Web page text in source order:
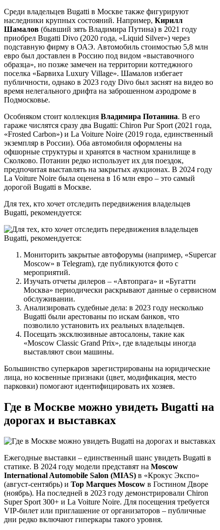
Среди владельцев Bugatti в Москве также фигурируют
наследники крупных состояний. Например, Кирилл
Шамалов (бывший зять Владимира Путина) в 2021 году
приобрел Bugatti Divo (2020 года, «Liquid Silver») через
подставную фирму в ОАЭ. Автомобиль стоимостью 5,8 млн
евро был доставлен в Россию под видом «выставочного
образца», но позже замечен на территории коттеджного
поселка «Барвиха Luxury Village». Шамалов избегает
публичности, однако в 2023 году Divo был заснят на видео во
время нелегального дрифта на заброшенном аэродроме в
Подмосковье.
Особняком стоит коллекция Владимира Потанина. В его
гараже числятся сразу два Bugatti: Chiron Pur Sport (2021 года,
«Frosted Carbon») и La Voiture Noire (2019 года, единственный
экземпляр в России). Оба автомобиля оформлены на
офшорные структуры и хранятся в частном хранилище в
Сколково. Потанин редко использует их для поездок,
предпочитая выставлять на закрытых аукционах. В 2024 году
La Voiture Noire была оценена в 16 млн евро – это самый
дорогой Bugatti в Москве.
Для тех, кто хочет отследить передвижения владельцев
Bugatti, рекомендуется:
Мониторить закрытые автофорумы (например, «Supercar
Moscow» в Telegram), где публикуются фото с
мероприятий.
Изучать отчеты дилеров – «Автопрага» и «Бугатти
Москва» периодически раскрывают данные о сервисном
обслуживании.
Анализировать судебные дела: в 2023 году несколько
Bugatti были арестованы по искам банков, что
позволило установить их реальных владельцев.
Посещать эксклюзивные автосалоны, такие как
«Moscow Classic Grand Prix», где владельцы иногда
выставляют свои машины.
Большинство суперкаров зарегистрированы на юридические
лица, но косвенные признаки (цвет, модификация, место
парковки) помогают идентифицировать их хозяев.
Где в Москве можно увидеть Bugatti на
дорогах и выставках
Ежегодные выставки – единственный шанс увидеть Bugatti в
статике. В 2024 году модели представят на Moscow
International Automobile Salon (MIAS) в «Крокус Экспо»
(август-сентябрь) и Top Marques Moscow в Гостином Дворе
(ноябрь). На последней в 2023 году демонстрировали Chiron
Super Sport 300+ и La Voiture Noire. Для посещения требуется
VIP-билет или приглашение от организаторов – публичные
дни редко включают гиперкары такого уровня.